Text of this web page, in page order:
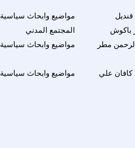
مواضيع وابحاث سياسية قنديل
المجتمع المدني
باكوش
مواضيع وابحاث سياسية
مطر
مواضيع وابحاث سياسية كافان علي